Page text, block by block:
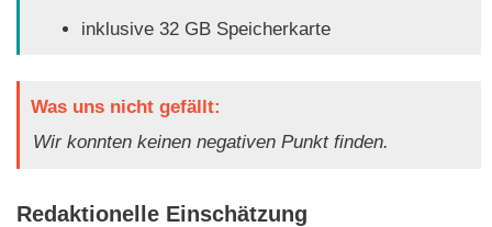
inklusive 32 GB Speicherkarte
Was uns nicht gefällt:
Wir konnten keinen negativen Punkt finden.
Redaktionelle Einschätzung